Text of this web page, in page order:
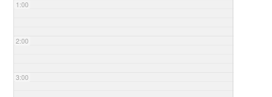
1:00
2:00
3:00